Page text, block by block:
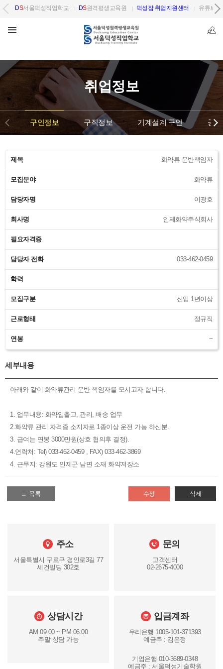
DS서울덕성직업학교 DS원격평생교육원 덕성잡 취업지원센터 유튜브
취업정보
구인정보 구직정보 기계설계 구인 공
제목 화약류 운반책임자
모집분야 화약류
담당자명 이광호
회사명 인제화약주식회사
필요자격증
담당자 전화 033-462-0459
학력
모집구분 신입 1년이상
근로형태 정규직
연봉 ~
세부내용
아래와 같이 화약류관리 운반 책임자를 모시고자 합니다.
1. 업무내용: 화약입출고, 관리, 배송 업무
2.화약류 관리 자격증 소지자로 1종이상 운전 가능 하신분.
3. 급여는 연봉 3000만원(상호 협의후 결정).
4.연락처: Tel) 033-462-0459 , FAX) 033-462-3869
4. 근무지: 강원도 인제군 남면 소재 화약저장소
목록 수정 삭제
주소
서울특별시 구로구 경인로3길 77
세건빌딩 302호
문의
고객센터
02-2675-4000
상담시간
AM 09:00 ~ PM 06:00
주말 상담 가능
입금계좌
우리은행 1005-101-371393
예금주 : 김은정
기업은행 010-3689-0348
예금주 : 서울덕성기술학원